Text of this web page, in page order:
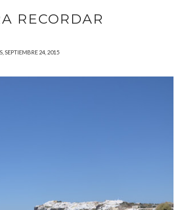
RECORDAR
SEPTIEMBRE 24, 2015